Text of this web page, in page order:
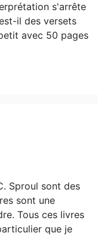
s'arrête
il des versets
avec 50 pages
Sproul sont des
sont une
Tous ces livres
que je